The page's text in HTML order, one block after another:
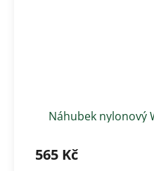
Náhubek nylonový
565 Kč